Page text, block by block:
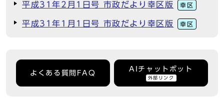
平成31年2月1日号 市政だより幸区版 幸区
平成31年1月1日号 市政だより幸区版 幸区
よくある質問FAQ
AIチャットボット
外部リンク